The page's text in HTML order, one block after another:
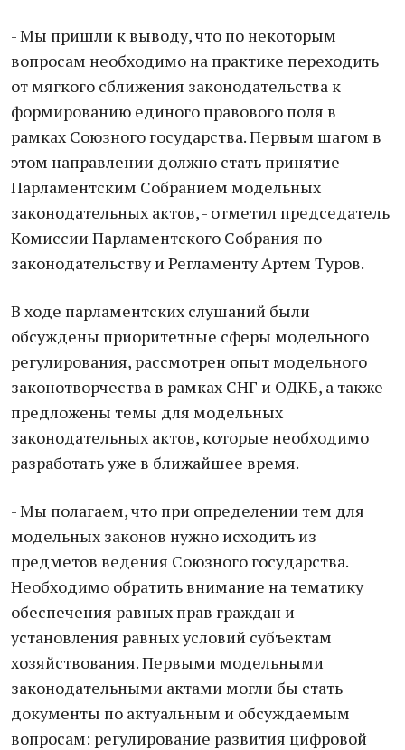
- Мы пришли к выводу, что по некоторым
вопросам необходимо на практике переходить
от мягкого сближения законодательства к
формированию единого правового поля в
рамках Союзного государства. Первым шагом в
этом направлении должно стать принятие
Парламентским Собранием модельных
законодательных актов, - отметил председатель
Комиссии Парламентского Собрания по
законодательству и Регламенту Артем Туров.
В ходе парламентских слушаний были
обсуждены приоритетные сферы модельного
регулирования, рассмотрен опыт модельного
законотворчества в рамках СНГ и ОДКБ, а также
предложены темы для модельных
законодательных актов, которые необходимо
разработать уже в ближайшее время.
- Мы полагаем, что при определении тем для
модельных законов нужно исходить из
предметов ведения Союзного государства.
Необходимо обратить внимание на тематику
обеспечения равных прав граждан и
установления равных условий субъектам
хозяйствования. Первыми модельными
законодательными актами могли бы стать
документы по актуальным и обсуждаемым
вопросам: регулирование развития цифровой